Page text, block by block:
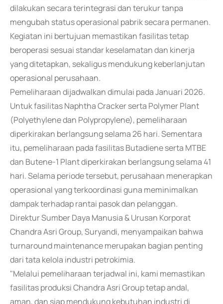
dilakukan secara terintegrasi dan terukur tanpa
mengubah status operasional pabrik secara permanen.
Kegiatan ini bertujuan memastikan fasilitas tetap
beroperasi sesuai standar keselamatan dan kinerja
yang ditetapkan, sekaligus mendukung keberlanjutan
operasional perusahaan.
Pemeliharaan dijadwalkan dimulai pada Januari 2026.
Untuk fasilitas Naphtha Cracker serta Polymer Plant
(Polyethylene dan Polypropylene), pemeliharaan
diperkirakan berlangsung selama 26 hari. Sementara
itu, pemeliharaan pada fasilitas Butadiene serta MTBE
dan Butene-1 Plant diperkirakan berlangsung selama 41
hari. Selama periode tersebut, perusahaan menerapkan
operasional yang terkoordinasi guna meminimalkan
dampak terhadap rantai pasok dan pelanggan.
Direktur Sumber Daya Manusia & Urusan Korporat
Chandra Asri Group, Suryandi, menyampaikan bahwa
turnaround maintenance merupakan bagian penting
dari tata kelola industri petrokimia.
"Melalui pemeliharaan terjadwal ini, kami memastikan
fasilitas produksi Chandra Asri Group tetap andal,
aman, dan siap mendukung kebutuhan industri di